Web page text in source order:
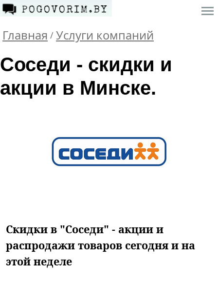
Главная / Услуги компаний
Соседи - скидки и
акции в Минске.
Скидки в "Соседи" - акции и
распродажи товаров сегодня и на
этой неделе